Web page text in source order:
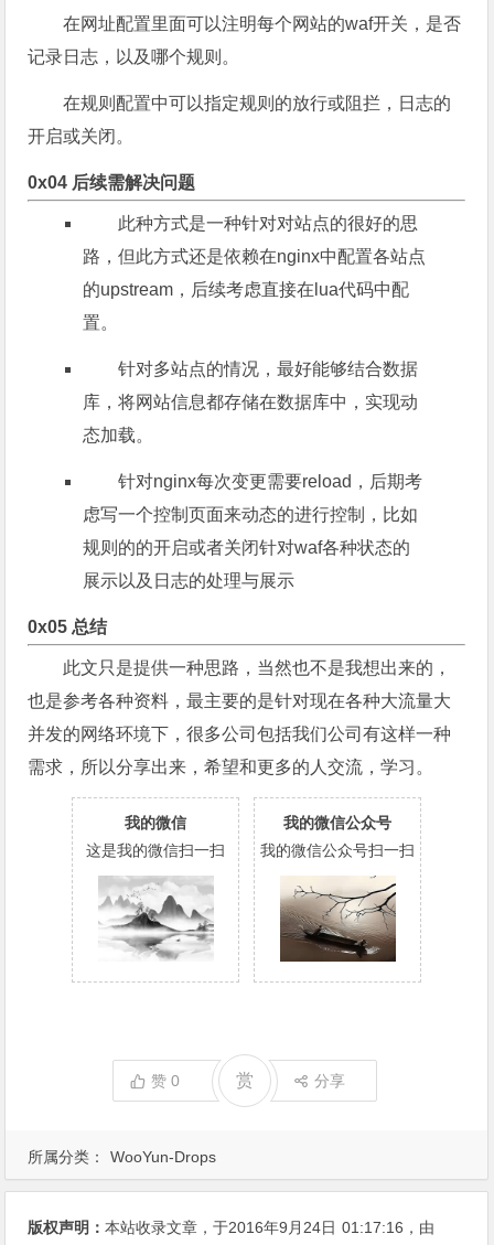
所属分类： WooYun-Drops
在网址配置里面可以注明每个网站的waf开关，是否
记录日志，以及哪个规则。
在规则配置中可以指定规则的放行或阻拦，日志的
开启或关闭。
0x04 后续需解决问题
此种方式是一种针对对站点的很好的思
路，但此方式还是依赖在nginx中配置各站点
的upstream，后续考虑直接在lua代码中配
置。
针对多站点的情况，最好能够结合数据
库，将网站信息都存储在数据库中，实现动
态加载。
针对nginx每次变更需要reload，后期考
虑写一个控制页面来动态的进行控制，比如
规则的的开启或者关闭针对waf各种状态的
展示以及日志的处理与展示
0x05 总结
此文只是提供一种思路，当然也不是我想出来的，
也是参考各种资料，最主要的是针对现在各种大流量大
并发的网络环境下，很多公司包括我们公司有这样一种
需求，所以分享出来，希望和更多的人交流，学习。
我的微信
这是我的微信扫一扫
我的微信公众号
我的微信公众号扫一扫
赞0 赏 分享
版权声明：本站收录文章，于2016年9月24日 01:17:16 ，由